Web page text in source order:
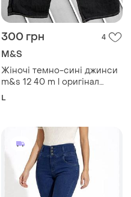
300 грн 4
M&S
Жіночі темно-сині джинси
m&s 12 40 m l оригінал
маркс спенсер wide leg
L